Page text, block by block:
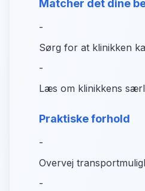
Matcher det dine
-
Sørg for at klinikken
-
Læs om klinikkens
Praktiske forhold
-
Overvej
-